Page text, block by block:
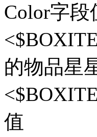
Color字段
的物品星
值